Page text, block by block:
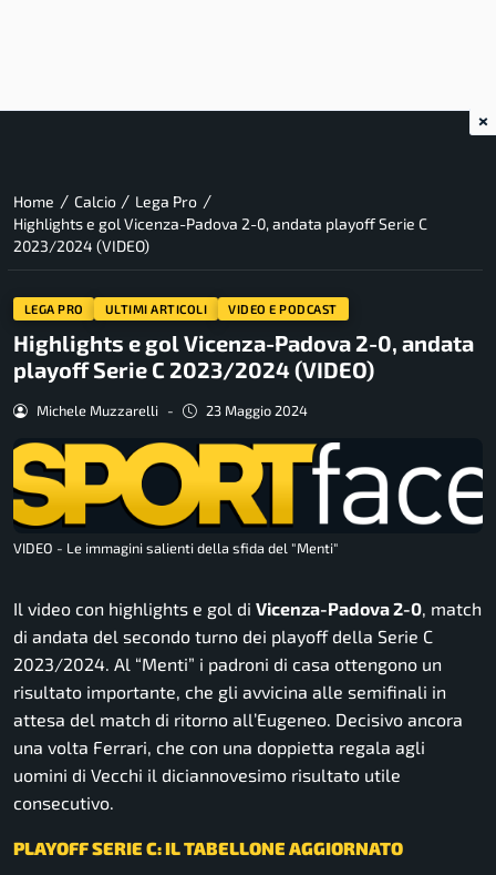
Home / Calcio / Lega Pro /
Highlights e gol Vicenza-Padova 2-0, andata playoff Serie C
2023/2024 (VIDEO)
LEGA PRO ULTIMI ARTICOLI VIDEO E PODCAST
Highlights e gol Vicenza-Padova 2-0, andata
playoff Serie C 2023/2024 (VIDEO)
Michele Muzzarelli - 23 Maggio 2024
VIDEO - Le immagini salienti della sfida del "Menti"
Il video con highlights e gol di Vicenza-Padova 2-0 , match
di andata del secondo turno dei playoff della Serie C
2023/2024. Al “Menti” i padroni di casa ottengono un
risultato importante, che gli avvicina alle semifinali in
attesa del match di ritorno all’Eugeneo. Decisivo ancora
una volta Ferrari, che con una doppietta regala agli
uomini di Vecchi il diciannovesimo risultato utile
consecutivo.
PLAYOFF SERIE C: IL TABELLONE AGGIORNATO
×